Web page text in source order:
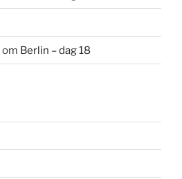
om Berlin – dag 18